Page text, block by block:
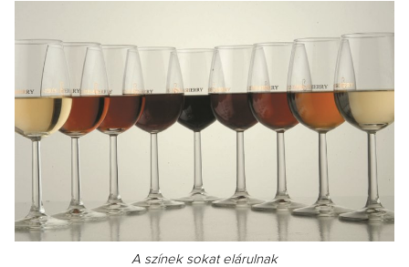
A színek sokat elárulnak